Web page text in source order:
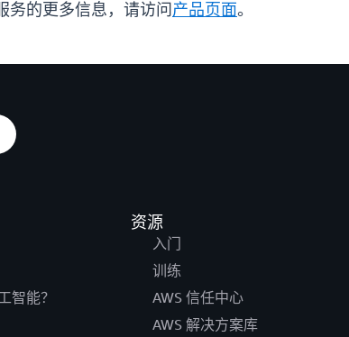
务的更多信息，请访问 产品页面。
智能？
资源
入门
训练
AWS 信任中心
AWS 解决方案库